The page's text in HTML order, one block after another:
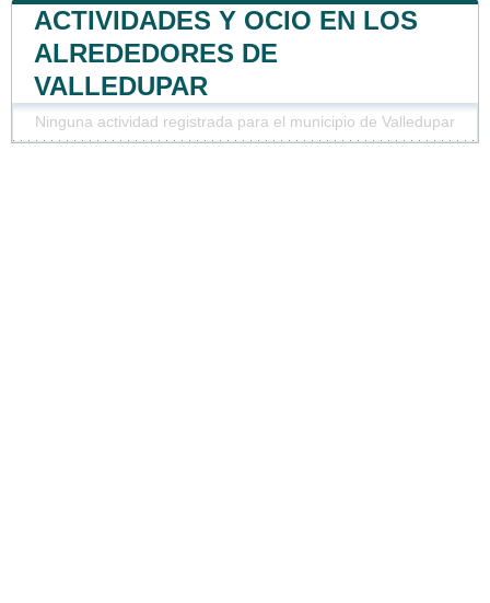
ACTIVIDADES Y OCIO EN LOS
ALREDEDORES DE
VALLEDUPAR
Ninguna actividad registrada para el municipio de Valledupar